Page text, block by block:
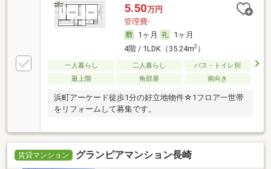
5.50万円
管理費-
1ヶ月
1ヶ月
4階 / 1LDK（35.24m2）
一人暮らし 二人暮らし
バス・トイレ別
最上階
角部屋 南向き
浜町アーケード徒歩1分の好立地物件☆1フロア一世帯
をリフォームして募集です。
賃貸マンション グランピアマンション長崎